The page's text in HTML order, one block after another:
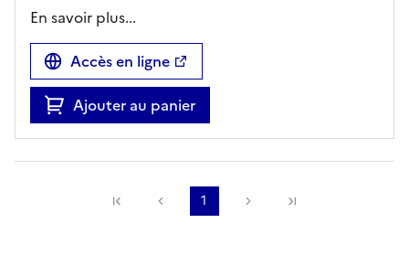
En savoir plus...
Accès en ligne
Ajouter au panier
Précédente
1 Suivante